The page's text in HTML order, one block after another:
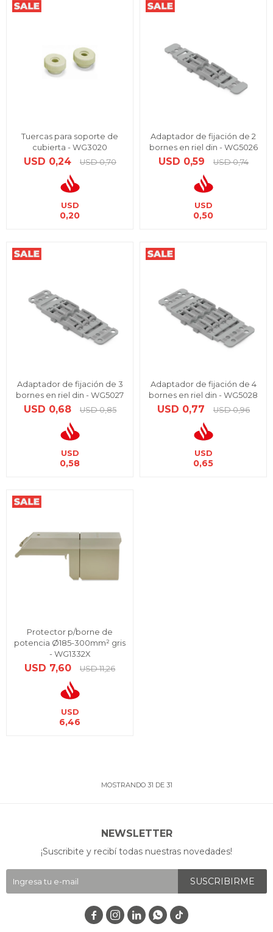
Tuercas para soporte de
cubierta - WG3020
USD 0,24 USD 0,70
USD
0,20
Adaptador de fijación de 2
bornes en riel din - WG5026
USD 0,59 USD 0,74
USD
0,50
Adaptador de fijación de 3
bornes en riel din - WG5027
USD 0,68 USD 0,85
USD
0,58
Adaptador de fijación de 4
bornes en riel din - WG5028
USD 0,77 USD 0,96
USD
0,65
Protector p/borne de
potencia Ø185-300mm² gris
- WG1332X
USD 7,60 USD 11,26
USD
6,46
MOSTRANDO 31 DE 31
NEWSLETTER
¡Suscribite y recibí todas nuestras novedades!
SUSCRIBIRME
   